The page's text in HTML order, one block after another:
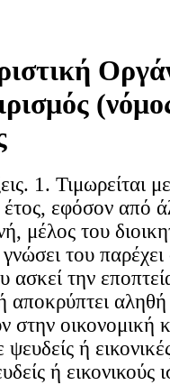
1. Τιμωρείται
εφόσον από
μέλος του
του παρέχει
ασκεί την
αποκρύπτει
στην οικονομική
ή
ή εικονικούς